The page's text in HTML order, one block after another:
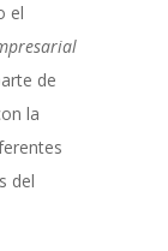
el
de
la
del